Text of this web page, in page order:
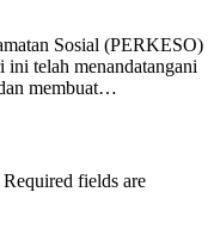
Sosial (PERKESO)
telah menandatangani
membuat…
Required fields are